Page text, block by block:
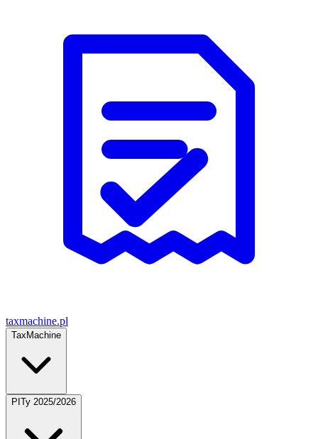
taxmachine.pl
TaxMachine
PITy 2025/2026